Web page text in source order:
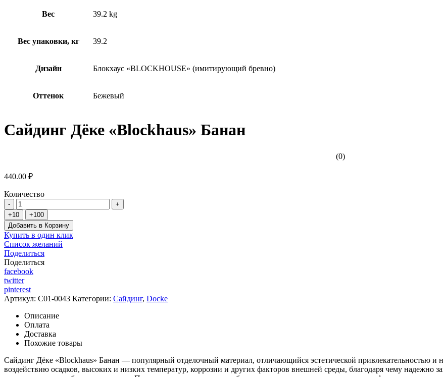
Вес 39.2 kg
Вес упаковки, кг 39.2
Дизайн Блокхаус «BLOCKHOUSE» (имитирующий бревно)
Оттенок Бежевый
Сайдинг Дёке «Blockhaus» Банан
(0)
440.00 ₽
Количество
Добавить в Корзину
Купить в один клик
Список желаний
Поделиться
Поделиться
facebook
twitter
pinterest
Артикул: C01-0043 Категории: Сайдинг, Docke
Описание
Оплата
Доставка
Похожие товары
Сайдинг Дёке «Blockhaus» Банан — популярный отделочный материал, отличающийся эстетической привлекательностью и
воздействию осадков, высоких и низких температур, коррозии и других факторов внешней среды, благодаря чему